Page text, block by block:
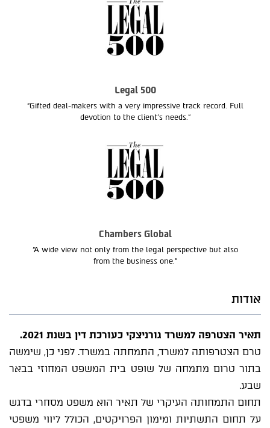
Legal 500
"Gifted deal-makers with a very impressive track record. Full
devotion to the client’s needs.“
Chambers Global
“A wide view not only from the legal perspective but also
from the business one.”
אודות
תאיר הצטרפה למשרד גורניצקי כעורכת דין בשנת 2021.
טרם הצטרפותה למשרד, התמחתה במשרד. לפני כן, שימשה
בתור טרום מתמחה של שופט בית המשפט המחוזי בבאר
שבע.
תחום התמחותה העיקרי של תאיר הוא משפט מסחרי בדגש
על תחום התשתיות ומימון הפרויקטים, הכולל ליווי משפטי